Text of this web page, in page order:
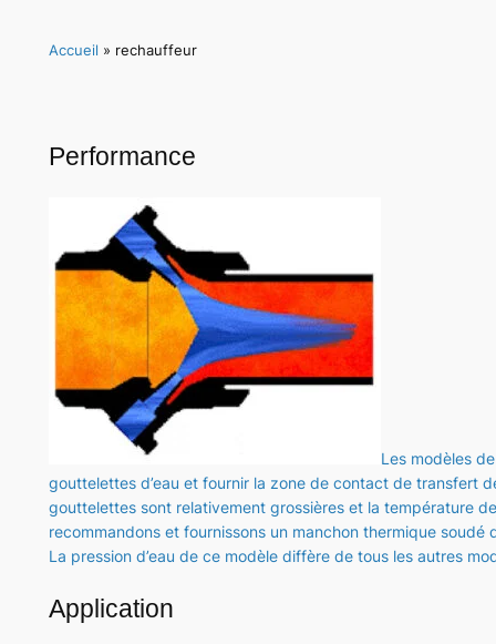
Accueil » rechauffeur
Performance
Les modèles
gouttelettes d’eau et fournir la zone de contact de transfert
gouttelettes sont relativement grossières et la température
recommandons et fournissons un manchon thermique
La pression d’eau de ce modèle diffère de tous les autres
Application